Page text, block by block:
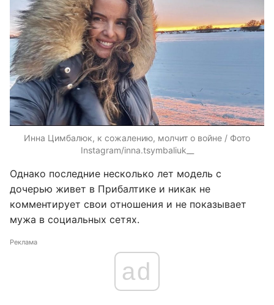
Инна Цимбалюк, к сожалению, молчит о войне / Фото
Instagram/inna.tsymbaliuk__
Однако последние несколько лет модель с
дочерью живет в Прибалтике и никак не
комментирует свои отношения и не показывает
мужа в социальных сетях.
Реклама
ad